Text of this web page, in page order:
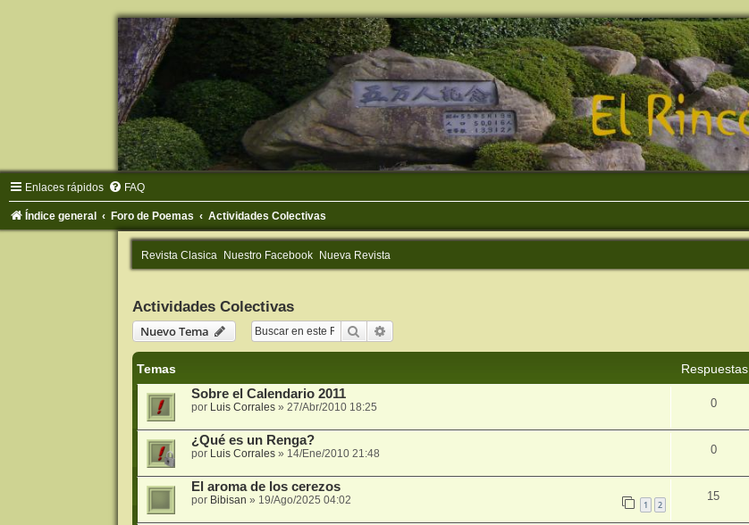
Enlaces rápidos FAQ
Índice general Foro de Poemas Actividades Colectivas
Revista Clasica Nuestro Facebook Nueva Revista
Actividades Colectivas
Nuevo Tema
Buscar
Temas Respuestas
Sobre el Calendario 2011
por Luis Corrales» 27/Abr/2010 18:25 0
¿Qué es un Renga?
por Luis Corrales» 14/Ene/2010 21:48 0
El aroma de los cerezos
por Bibisan » 19/Ago/2025 04:02 1 2
15